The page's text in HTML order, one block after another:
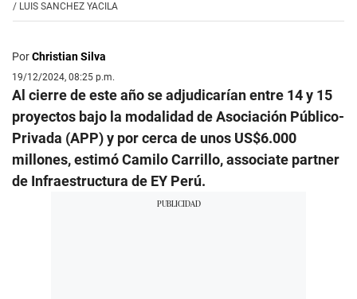
/ LUIS SANCHEZ YACILA
PorChristian Silva
19/12/2024, 08:25 p.m.
Al cierre de este año se adjudicarían entre 14 y 15
proyectos bajo la modalidad de Asociación Público-
Privada (APP) y por cerca de unos US$6.000
millones, estimó Camilo Carrillo, associate partner
de Infraestructura de EY Perú.